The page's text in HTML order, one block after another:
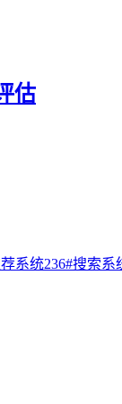
估
系统236#搜索系